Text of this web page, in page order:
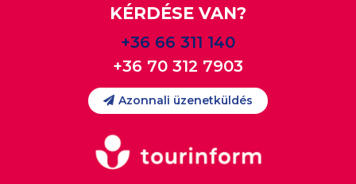
KÉRDÉSE VAN?
+36 66 311 140
+36 70 312 7903
Azonnali üzenetküldés